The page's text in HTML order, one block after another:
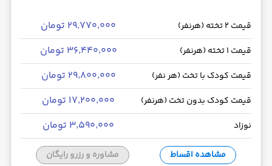
قیمت 2 تخته (هرنفر) ۲۹٬۷۷۰٬۰۰۰ تومان
قیمت 1 تخته (هرنفر) ۳۶٬۴۴۰٬۰۰۰ تومان
قیمت کودک با تخت (هر نفر) ۲۹٬۸۰۰٬۰۰۰ تومان
قیمت کودک بدون تخت (هرنفر) ۱۷٬۲۰۰٬۰۰۰ تومان
نوزاد ۳٬۵۹۰٬۰۰۰ تومان
مشاهده اقساط مشاوره و رزرو رایگان